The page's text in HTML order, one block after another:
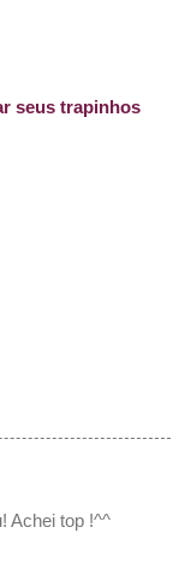
seus trapinhos
Achei top !^^